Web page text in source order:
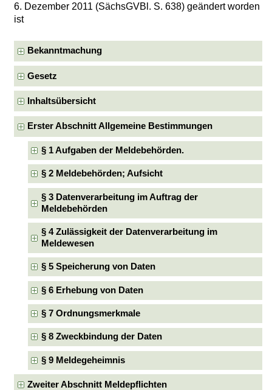
6. Dezember 2011 (SächsGVBl. S. 638) geändert worden
ist
Bekanntmachung
Gesetz
Inhaltsübersicht
Erster Abschnitt Allgemeine Bestimmungen
§ 1 Aufgaben der Meldebehörden.
§ 2 Meldebehörden; Aufsicht
§ 3 Datenverarbeitung im Auftrag der
Meldebehörden
§ 4 Zulässigkeit der Datenverarbeitung im
Meldewesen
§ 5 Speicherung von Daten
§ 6 Erhebung von Daten
§ 7 Ordnungsmerkmale
§ 8 Zweckbindung der Daten
§ 9 Meldegeheimnis
Zweiter Abschnitt Meldepflichten